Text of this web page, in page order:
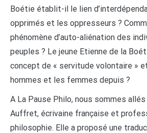
Boétie établit-il le lien
opprimés et les oppresseurs ?
phénomène d’auto-aliénation des
peuples ? Le jeune Etienne de la
concept de « servitude volontaire »
hommes et les femmes depuis ?
A La Pause Philo, nous sommes
Auffret, écrivaine française et
philosophie. Elle a proposé une